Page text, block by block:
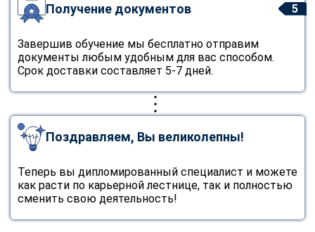
5
Получение документов
Завершив обучение мы бесплатно отправим
документы любым удобным для вас способом.
Срок доставки составляет 5-7 дней.
Поздравляем, Вы великолепны!
Теперь вы дипломированный специалист и можете
как расти по карьерной лестнице, так и полностью
сменить свою деятельность!